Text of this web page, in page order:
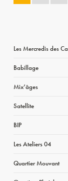
Les Mercredis des
Babillage
Mix’âges
Satellite
BIP
Les Ateliers 04
Quartier Mouvant